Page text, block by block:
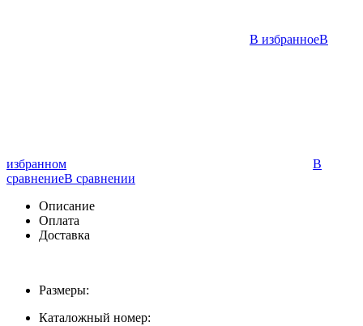
В избранноеВ
избранном
В
сравнениеВ сравнении
Описание
Оплата
Доставка
Размеры:
Каталожный номер: